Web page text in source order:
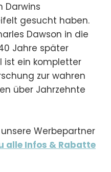
Darwins
gesucht haben.
Dawson in die
Jahre später
ist ein kompletter
zur wahren
über Jahrzehnte
Werbepartner
alle Infos & Rabatte